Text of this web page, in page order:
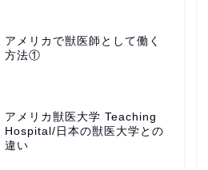
アメリカで獣医師として働く
方法①
アメリカ獣医大学 Teaching
Hospital/日本の獣医大学との
違い